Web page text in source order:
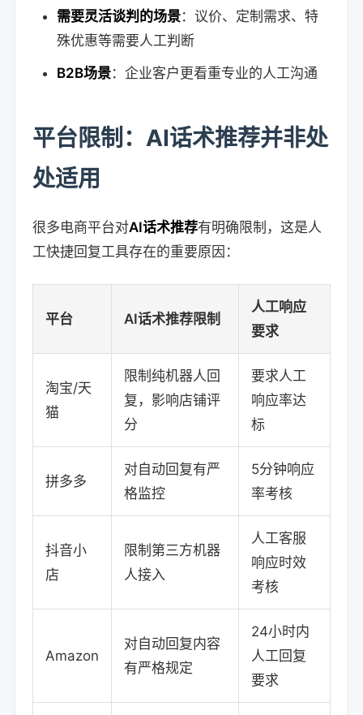
需要灵活谈判的场景：议价、定制需求、特
殊优惠等需要人工判断
B2B场景：企业客户更看重专业的人工沟通
平台限制：AI话术推荐并非处
处适用
很多电商平台对AI话术推荐有明确限制，这是人
工快捷回复工具存在的重要原因：
平台 AI话术推荐限制
人工响应
要求
淘宝/天
猫
限制纯机器人回
复，影响店铺评
分
要求人工
响应率达
标
拼多多
对自动回复有严
格监控
5分钟响应
率考核
抖音小
店
限制第三方机器
人接入
人工客服
响应时效
考核
Amazon
对自动回复内容
有严格规定
24小时内
人工回复
要求